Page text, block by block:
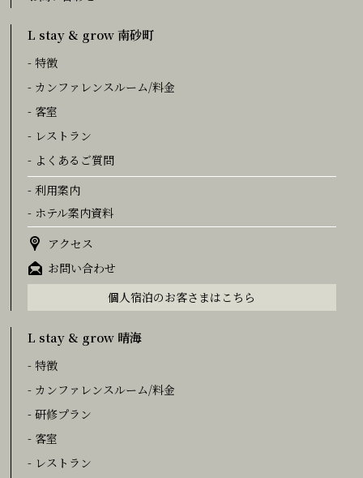
L stay & grow 南砂町
- 特徴
- カンファレンスルーム/料金
- 客室
- レストラン
- よくあるご質問
- 利用案内
- ホテル案内資料
アクセス
お問い合わせ
個人宿泊のお客さまはこちら
L stay & grow 晴海
- 特徴
- カンファレンスルーム/料金
- 研修プラン
- 客室
- レストラン